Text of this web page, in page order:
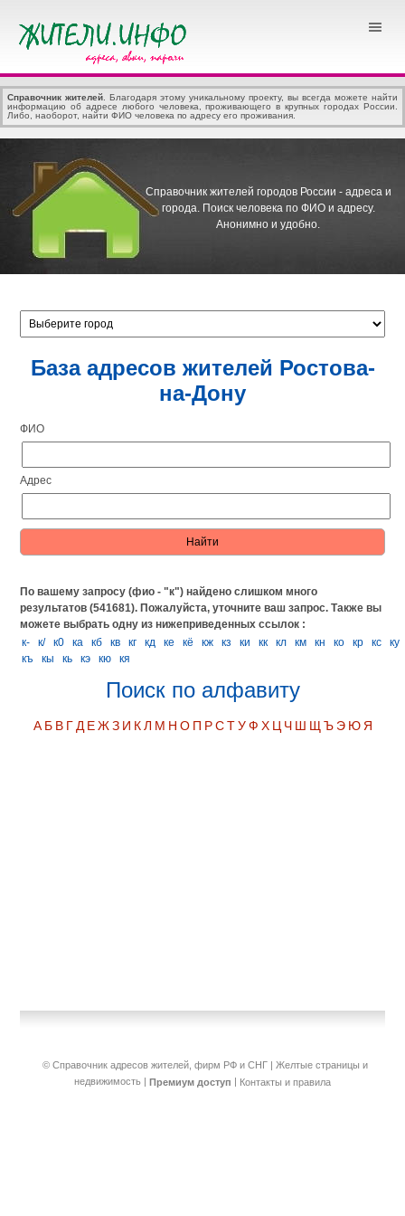
Справочник жителей . Благодаря этому уникальному проекту, вы всегда можете найти
информацию об адресе любого человека, проживающего в крупных городах России.
Либо, наоборот, найти ФИО человека по адресу его проживания.
Справочник жителей городов России - адреса и
города. Поиск человека по ФИО и адресу.
Анонимно и удобно.
База адресов жителей Ростова-
на-Дону
ФИО
Адрес
По вашему запросу (фио - "к") найдено слишком много
результатов (541681). Пожалуйста, уточните ваш запрос.Также вы
можете выбрать одну из нижеприведенных ссылок :
к-
к/ к0 ка кб кв кг кд ке кё кж кз ки кк кл км кн ко кр кс
ку
къ
кы кь кэ кю кя
Поиск по алфавиту
А Б В Г Д Е Ж З И К Л М Н О П Р С Т У Ф Х Ц Ч Ш Щ Ъ Э Ю Я
© Справочник адресов жителей, фирм РФ и СНГ | Желтые страницы и
недвижимость | Премиум доступ | Контакты и правила